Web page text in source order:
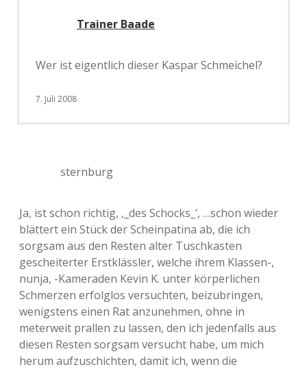
Trainer Baade
Wer ist eigentlich dieser Kaspar Schmeichel?
7. Juli 2008
sternburg
Ja, ist schon richtig, ‚_des Schocks_‘, …schon wieder
blättert ein Stück der Scheinpatina ab, die ich
sorgsam aus den Resten alter Tuschkasten
gescheiterter Erstklässler, welche ihrem Klassen-,
nunja, -Kameraden Kevin K. unter körperlichen
Schmerzen erfolglos versuchten, beizubringen,
wenigstens einen Rat anzunehmen, ohne in
meterweit prallen zu lassen, den ich jedenfalls aus
diesen Resten sorgsam versucht habe, um mich
herum aufzuschichten, damit ich, wenn die